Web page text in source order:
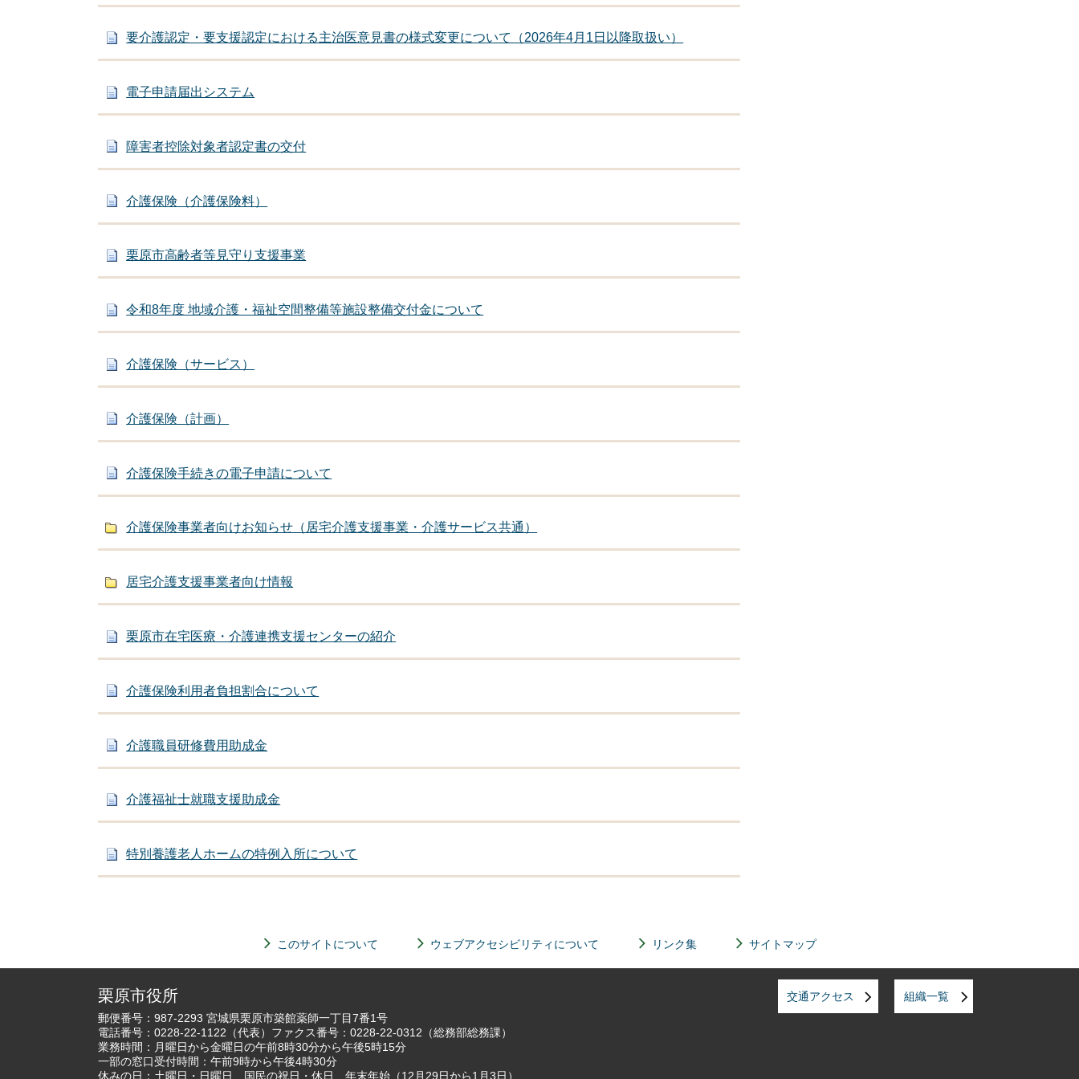
要介護認定・要支援認定における主治医意見書の様式変更について（2026年4月1日以降取扱い）
電子申請届出システム
障害者控除対象者認定書の交付
介護保険（介護保険料）
栗原市高齢者等見守り支援事業
令和8年度 地域介護・福祉空間整備等施設整備交付金について
介護保険（サービス）
介護保険（計画）
介護保険手続きの電子申請について
介護保険事業者向けお知らせ（居宅介護支援事業・介護サービス共通）
居宅介護支援事業者向け情報
栗原市在宅医療・介護連携支援センターの紹介
介護保険利用者負担割合について
介護職員研修費用助成金
介護福祉士就職支援助成金
特別養護老人ホームの特例入所について
このサイトについて ウェブアクセシビリティについて リンク集 サイトマップ
栗原市役所
郵便番号：987-2293 宮城県栗原市築館薬師一丁目7番1号
電話番号： 0228-22-1122 （代表）ファクス番号：0228-22-0312（総務部総務課）
業務時間：月曜日から金曜日の午前8時30分から午後5時15分
一部の窓口受付時間：午前9時から午後4時30分
休みの日：土曜日・日曜日、国民の祝日・休日、年末年始（12月29日から1月3日）
交通アクセス 組織一覧